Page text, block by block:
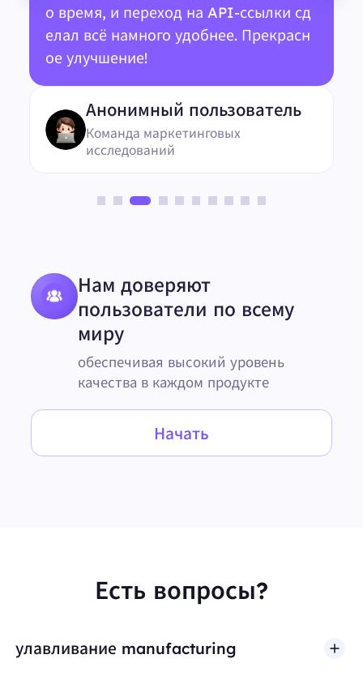
о время, и переход на API-ссылки сд
елал всё намного удобнее. Прекрасн
ое улучшение!
Анонимный пользователь
Команда маркетинговых
исследований
Нам доверяют
пользователи по всему
миру
обеспечивая высокий уровень
качества в каждом продукте
Начать
Есть вопросы?
улавливание manufacturing